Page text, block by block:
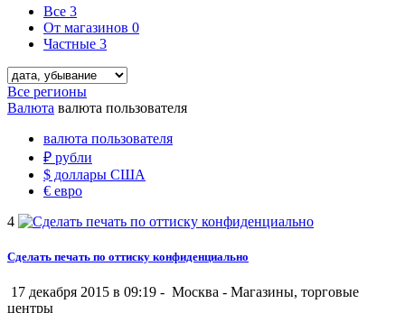
Все 3
От магазинов 0
Частные 3
Все регионы
Валюта валюта пользователя
валюта пользователя
₽ рубли
$ доллары США
€ евро
4
Сделать печать по оттиску конфиденциально
17 декабря 2015 в 09:19 - Москва - Магазины, торговые
центры